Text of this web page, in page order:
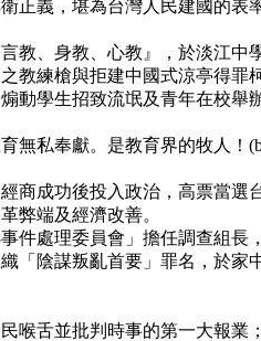
正義，堪為台灣人民建國的表
教、身教、心教』，於淡江中
教練槍與拒建中國式涼亭得罪
動學生招致流氓及青年在校
無私奉獻。是教育界的牧人！
商成功後投入政治，高票當選
弊端及經濟改善。
件處理委員會」擔任調查組長
「陰謀叛亂首要」罪名，於家
喉舌並批判時事的第一大報業